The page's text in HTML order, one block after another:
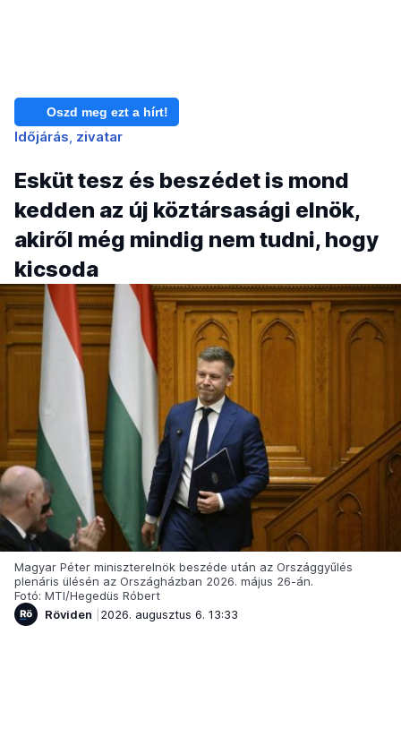
Oszd meg ezt a hírt!
Időjárás zivatar
Esküt tesz és beszédet is mond
kedden az új köztársasági elnök,
akiről még mindig nem tudni, hogy
kicsoda
Magyar Péter miniszterelnök beszéde után az Országgyűlés
plenáris ülésén az Országházban 2026. május 26-án.
Fotó: MTI/Hegedüs Róbert
Röviden
2026. augusztus 6. 13:33